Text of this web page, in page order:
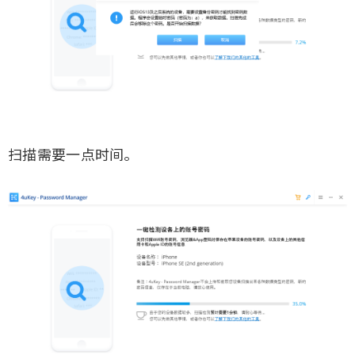
扫描需要一点时间。